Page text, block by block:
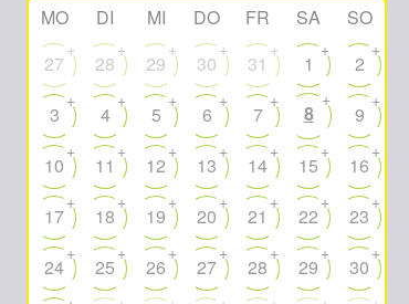
MO DI MI DO FR SA
SO
27
+
28
+
29
+
30
+
31
+
1
+
2
+
3
+
4
+
5
+
6
+
7
+
8
+
9
+
10
+
11
+
12
+
13
+
14
+
15
+
16
+
17
+
18
+
19
+
20
+
21
+
22
+
23
+
24
+
25
+
26
+
27
+
28
+
29
+
30
+